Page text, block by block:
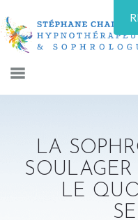
LA
LE
QUI SUIS-
TARIFS
ARTICLES